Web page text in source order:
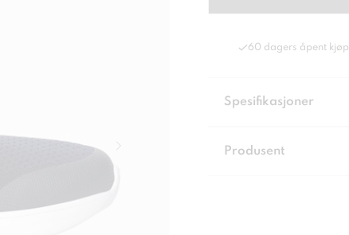
60 dagers åpent kjøp
Spesifikasjoner
Produsent